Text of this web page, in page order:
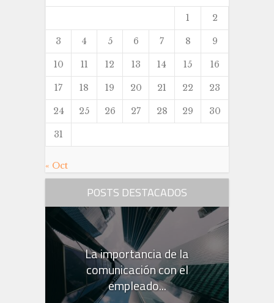
1 2
3 4 5 6 7 8 9
10 11 12 13 14 15 16
17 18 19 20 21 22 23
24 25 26 27 28 29 30
31
« Oct
POSTS DESTACADOS
La importancia de la
comunicación con el
empleado...